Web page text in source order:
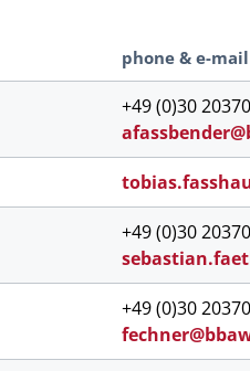
phone & e-mail
+49 (0)30
afass
tobias.f
+49 (0)30
seba
+49 (0)30
fechner@b